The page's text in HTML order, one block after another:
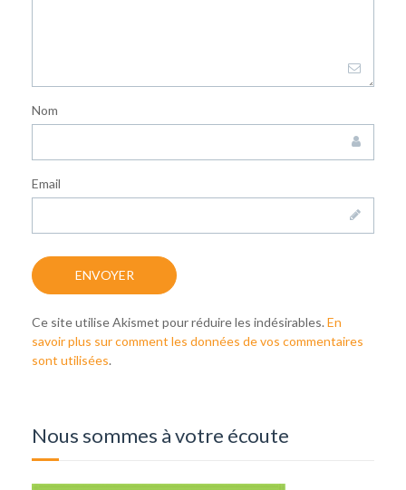
Nom
Email
Ce site utilise Akismet pour réduire les indésirables.En
savoir plus sur comment les données de vos commentaires
sont utilisées.
Nous sommes à votre écoute